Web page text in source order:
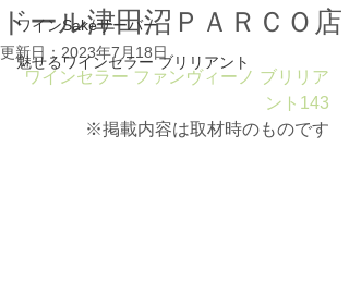
ワインSakeサーバー
魅せるワインセラー ブリリアント
ドール津田沼ＰＡＲＣＯ店
更新日： 2023年7月18日
ワインセラー ファンヴィーノ ブリリア
ント143
※掲載内容は取材時のものです